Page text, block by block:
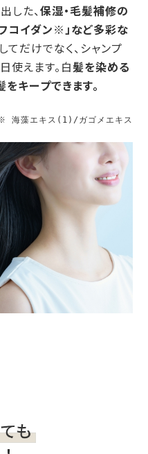
した、保湿・毛髪補修の
コイダン※」など多彩な
てだけでなく、シャンプ
使えます。白髪を染める
をキープできます。
海藻エキス(1)/ガゴメエキス